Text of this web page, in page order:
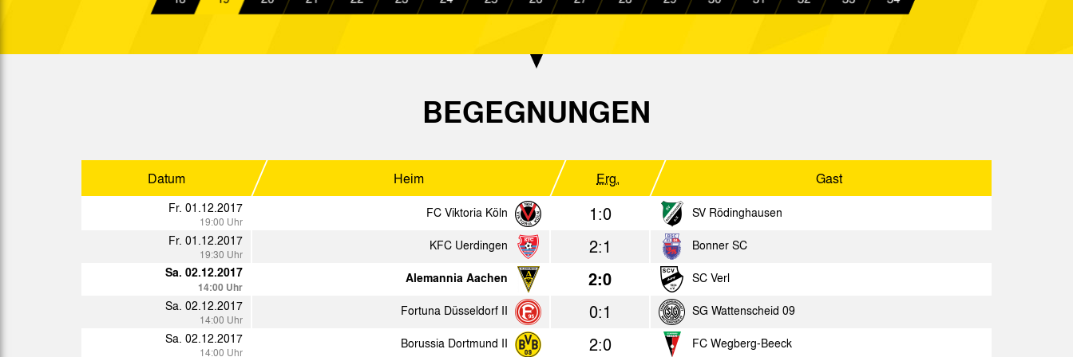
Alemannia Aachen 2:0
14:00 Uhr
Alemannia Aachen 2:0
2018
Datum Heim Gast
Sa. 13.01.2018
14:30 Uhr
VVV Venlo Alemannia Aachen
Sa. 20.01.2018
14:00 Uhr
Alemannia Aachen VfL Bochum
BEGEGNUNGEN
Datum Heim Erg. Gast
Fr. 01.12.2017
19:00 Uhr
FC Viktoria Köln 1:0
SV Rödinghausen
Fr. 01.12.2017
19:30 Uhr
KFC Uerdingen 2:1 Bonner SC
Sa. 02.12.2017
14:00 Uhr
Alemannia Aachen 2:0
SC Verl
Sa. 02.12.2017
14:00 Uhr
Fortuna Düsseldorf II 0:1
SG Wattenscheid 09
Sa. 02.12.2017
14:00 Uhr
Borussia Dortmund II 2:0
FC Wegberg-Beeck